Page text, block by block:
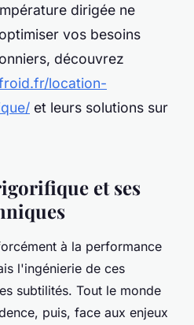
dirigée ne
vos besoins
découvrez
location-
et leurs solutions sur
et ses
à la performance
l'ingénierie de ces
subtilités. Tout le monde
puis, face aux enjeux